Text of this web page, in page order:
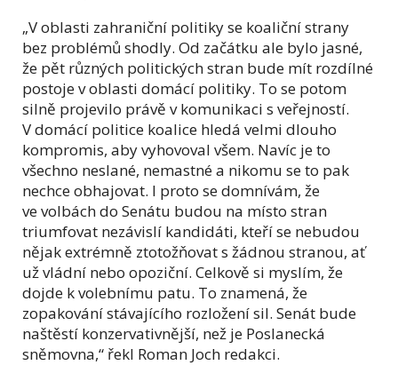
„V oblasti zahraniční politiky se koaliční strany
bez problémů shodly. Od začátku ale bylo jasné,
že pět různých politických stran bude mít rozdílné
postoje v oblasti domácí politiky. To se potom
silně projevilo právě v komunikaci s veřejností.
V domácí politice koalice hledá velmi dlouho
kompromis, aby vyhovoval všem. Navíc je to
všechno neslané, nemastné a nikomu se to pak
nechce obhajovat. I proto se domnívám, že
ve volbách do Senátu budou na místo stran
triumfovat nezávislí kandidáti, kteří se nebudou
nějak extrémně ztotožňovat s žádnou stranou, ať
už vládní nebo opoziční. Celkově si myslím, že
dojde k volebnímu patu. To znamená, že
zopakování stávajícího rozložení sil. Senát bude
naštěstí konzervativnější, než je Poslanecká
sněmovna,“ řekl Roman Joch redakci.